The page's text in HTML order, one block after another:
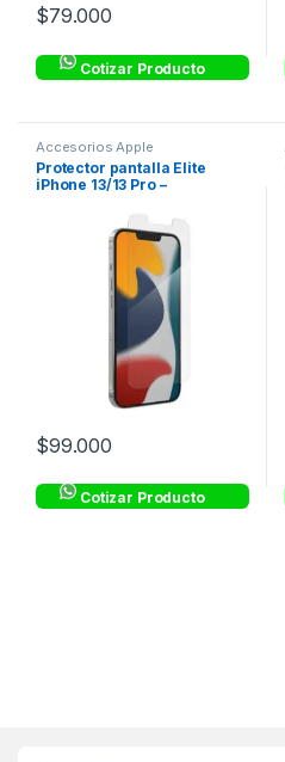
$79.000
Cotizar Producto
Accesorios Apple
Protector pantalla Elite
iPhone 13/13 Pro –
$99.000
Cotizar Producto